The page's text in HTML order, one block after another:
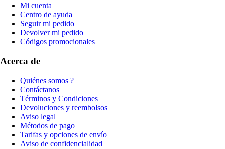
Mi cuenta
Centro de ayuda
Seguir mi pedido
Devolver mi pedido
Códigos promocionales
Acerca de
Quiénes somos ?
Contáctanos
Términos y Condiciones
Devoluciones y reembolsos
Aviso legal
Métodos de pago
Tarifas y opciones de envío
Aviso de confidencialidad